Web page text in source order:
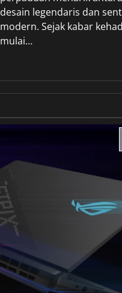
desain legendaris dan
modern. Sejak kabar
mulai…